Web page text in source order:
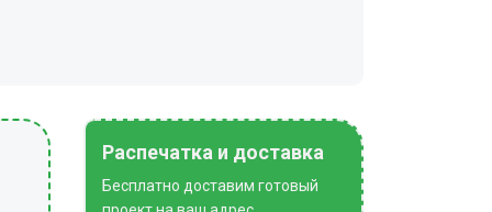
Распечатка и доставка
Бесплатно доставим готовый